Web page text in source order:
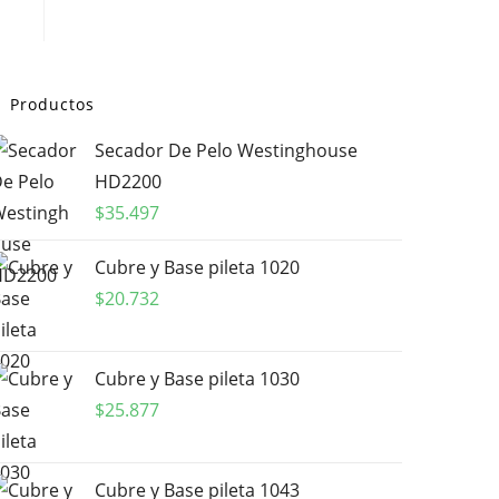
Productos
Secador De Pelo Westinghouse
HD2200
$35.497
Cubre y Base pileta 1020
$20.732
Cubre y Base pileta 1030
$25.877
Cubre y Base pileta 1043